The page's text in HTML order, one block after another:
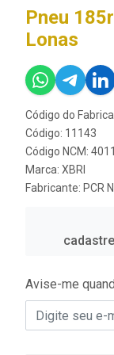
Pneu
Lonas
Código do
Código: 11143
Código NCM:
Marca: XBRI
Fabricante: PCR
Avise-me